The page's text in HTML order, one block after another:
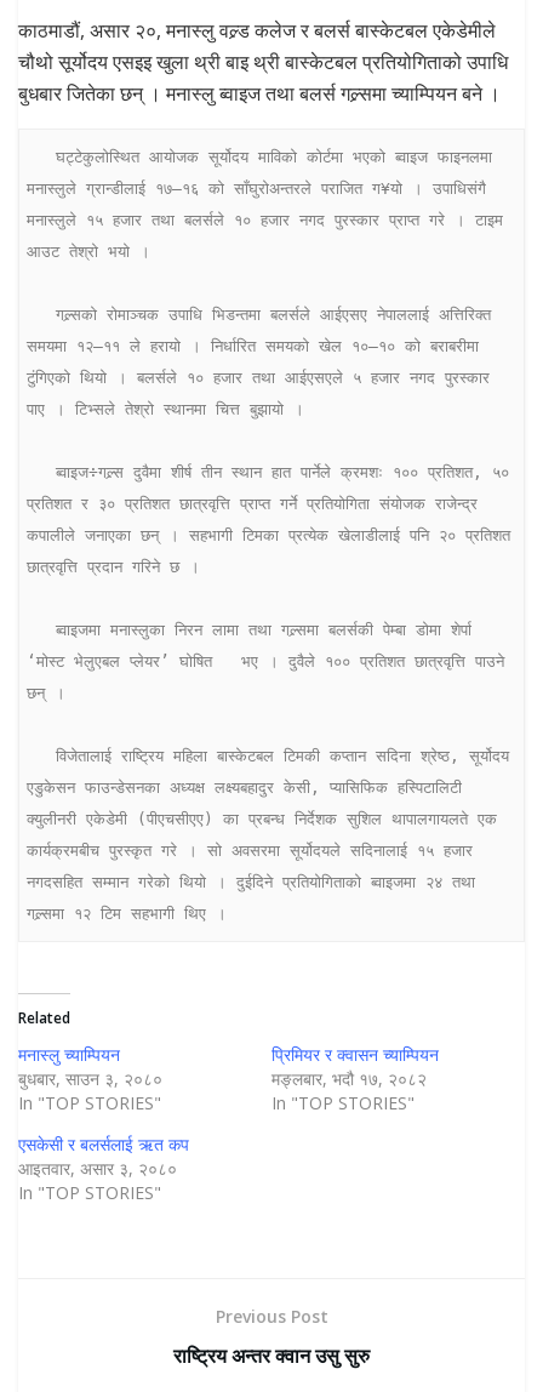
काठमाडौं, असार २०, मनास्लु वल्र्ड कलेज र बलर्स बास्केटबल एकेडेमीले
चौथो सूर्योदय एसइइ खुला थ्री बाइ थ्री बास्केटबल प्रतियोगिताको उपाधि
बुधबार जितेका छन् । मनास्लु ब्वाइज तथा बलर्स गल्र्समा च्याम्पियन बने ।
   घट्टेकुलोस्थित आयोजक सूर्योदय माविको कोर्टमा भएको ब्वाइज फाइनलमा
मनास्लुले ग्रान्डीलाई १७–१६ को साँघुरोअन्तरले पराजित ग¥यो । उपाधिसंगै
मनास्लुले १५ हजार तथा बलर्सले १० हजार नगद पुरस्कार प्राप्त गरे । टाइम
आउट तेश्रो भयो ।
   गल्र्सको रोमाञ्चक उपाधि भिडन्तमा बलर्सले आईएसए नेपाललाई अत्तिरिक्त
समयमा १२–११ ले हरायो । निर्धारित समयको खेल १०–१० को बराबरीमा
टुंगिएको थियो । बलर्सले १० हजार तथा आईएसएले ५ हजार नगद पुरस्कार
पाए । टिभ्सले तेश्रो स्थानमा चित्त बुझायो ।
   ब्वाइज÷गल्र्स दुवैमा शीर्ष तीन स्थान हात पार्नेले क्रमशः १०० प्रतिशत, ५०
प्रतिशत र ३० प्रतिशत छात्रवृत्ति प्राप्त गर्ने प्रतियोगिता संयोजक राजेन्द्र
कपालीले जनाएका छन् । सहभागी टिमका प्रत्येक खेलाडीलाई पनि २० प्रतिशत
छात्रवृत्ति प्रदान गरिने छ ।
   ब्वाइजमा मनास्लुका निरन लामा तथा गल्र्समा बलर्सकी पेम्बा डोमा शेर्पा
‘मोस्ट भेलुएबल प्लेयर’ घोषित   भए । दुवैले १०० प्रतिशत छात्रवृत्ति पाउने
छन् ।
   विजेतालाई राष्ट्रिय महिला बास्केटबल टिमकी कप्तान सदिना श्रेष्ठ, सूर्योदय
एडुकेसन फाउन्डेसनका अध्यक्ष लक्ष्यबहादुर केसी, प्यासिफिक हस्पिटालिटी
क्युलीनरी एकेडेमी (पीएचसीएए) का प्रबन्ध निर्देशक सुशिल थापालगायलते एक
कार्यक्रमबीच पुरस्कृत गरे । सो अवसरमा सूर्योदयले सदिनालाई १५ हजार
नगदसहित सम्मान गरेको थियो । दुईदिने प्रतियोगिताको ब्वाइजमा २४ तथा
गल्र्समा १२ टिम सहभागी थिए ।
Related
मनास्लु च्याम्पियन
बुधबार, साउन ३, २०८०
In "TOP STORIES"
प्रिमियर र क्वासन च्याम्पियन
मङ्लबार, भदौ १७, २०८२
In "TOP STORIES"
एसकेसी र बलर्सलाई ऋत कप
आइतवार, असार ३, २०८०
In "TOP STORIES"
Previous Post
राष्ट्रिय अन्तर क्वान उसु सुरु